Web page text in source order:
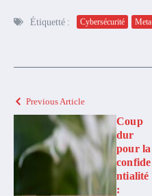
Étiquetté : Cybersécurité Meta
Previous Article
Coup
dur
pour la
confide
ntialité
: